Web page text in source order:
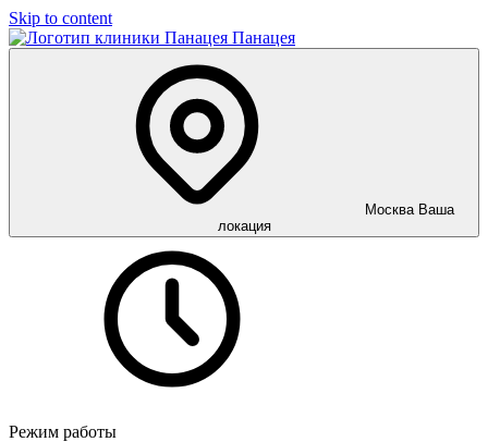
Skip to content
Панацея
Москва Ваша
локация
Режим работы